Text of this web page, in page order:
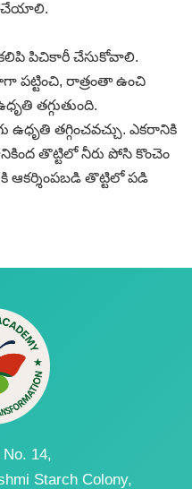
చేయాలి.
కలిపి పిచికారీ చేసుకోవాలి.
పట్టించి, రాత్రంతా ఉంచి
తగ్గుతుంది.
ఉధృతి తగ్గించవచ్చు. ఎకరానికి
తొట్టిలో నీరు పోసి కొంచెం
ఆకర్శింపబడి తొట్టిలో పడి
14,
Starch Colony,